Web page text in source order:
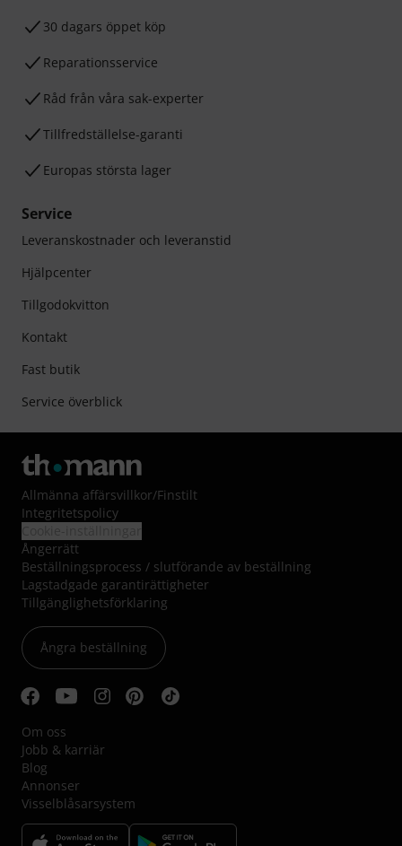
30 dagars öppet köp
Reparationsservice
Råd från våra sak-experter
Tillfredställelse-garanti
Europas största lager
Service
Leveranskostnader och leveranstid
Hjälpcenter
Tillgodokvitton
Kontakt
Fast butik
Service överblick
Allmänna affärsvillkor/Finstilt
Integritetspolicy
Ångerrätt
Beställningsprocess / slutförande av beställning
Lagstadgade garantirättigheter
Tillgänglighetsförklaring
Ångra beställning
Om oss
Jobb & karriär
Blog
Annonser
Visselblåsarsystem